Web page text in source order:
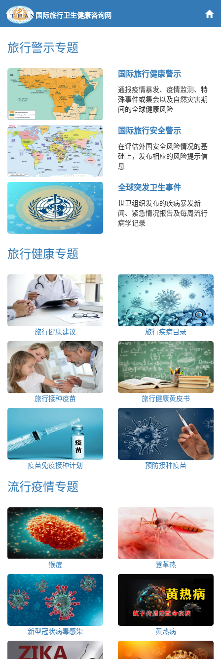
国际旅行卫生健康咨询网
旅行警示专题
国际旅行健康警示
通报疫情暴发、疫情监测、特
殊事件或集会以及自然灾害期
间的全球健康风险
国际旅行安全警示
在评估外国安全风险情况的基
础上，发布相应的风险提示信
息
全球突发卫生事件
世卫组织发布的疾病暴发新
闻、紧急情况报告及每周流行
病学记录
旅行健康专题
旅行健康建议 旅行疾病目录
旅行接种疫苗 旅行健康黄皮书
疫苗免疫接种计划 预防接种疫苗
流行疫情专题
猴痘 登革热
新型冠状病毒感染 黄热病